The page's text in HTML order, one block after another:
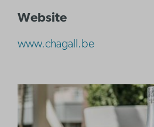
Website
www.chagall.be